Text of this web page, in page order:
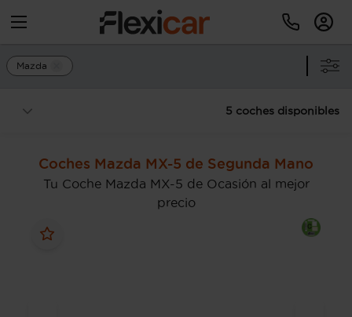
Mazda
5 coches disponibles
Coches Mazda MX-5 de Segunda Mano
Tu Coche Mazda MX-5 de Ocasión al mejor
precio